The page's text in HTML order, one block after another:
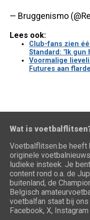
— Bruggenismo
Lees ook:
Club-fans zien
Standard: "Ik gun
Voormalige
Futures aan
Wat is
Voetbalflitsen.be heeft
originele
ludieke insteek. Je
content rond o.a. de
buitenland, de
Belgisch
voetbalfan staat bij
Facebook, X,